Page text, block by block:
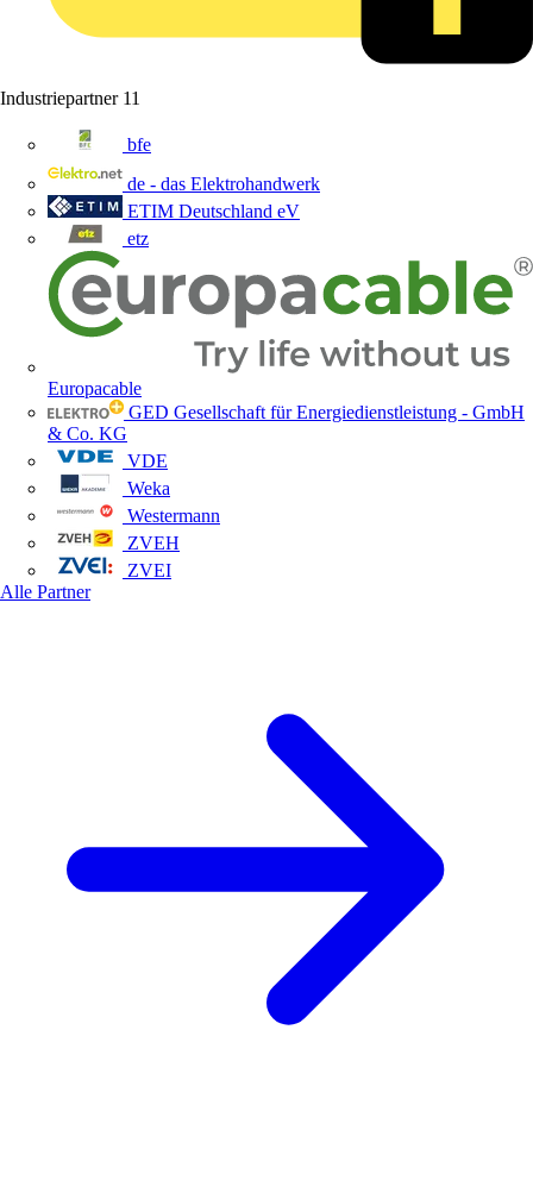
Industriepartner 11
bfe
de - das Elektrohandwerk
ETIM Deutschland eV
etz
Europacable
GED Gesellschaft für Energiedienstleistung - GmbH
& Co. KG
VDE
Weka
Westermann
ZVEH
ZVEI
Alle Partner